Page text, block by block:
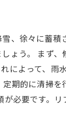
、徐々に蓄
ょう。 まず
によって、雨
期的に清掃
必要です。